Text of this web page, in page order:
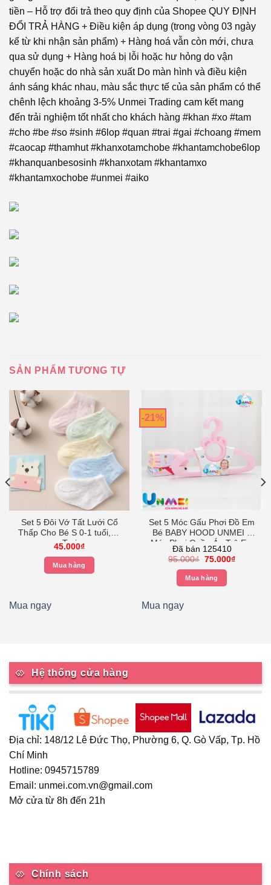
tiền – Hỗ trợ đổi trả theo quy định của Shopee QUY ĐỊNH
ĐỔI TRẢ HÀNG + Điều kiện áp dụng (trong vòng 03 ngày
kể từ khi nhận sản phẩm) + Hàng hoá vẫn còn mới, chưa
qua sử dụng + Hàng hoá bị lỗi hoặc hư hỏng do vận
chuyển hoặc do nhà sản xuất Do màn hình và điều kiện
ánh sáng khác nhau, màu sắc thực tế của sản phẩm có thể
chênh lệch khoảng 3-5% Unmei Trading cam kết mang
đến trải nghiệm tốt nhất cho khách hàng #khan #xo #tam
#cho #be #so #sinh #6lop #quan #trai #gai #choang #mem
#caocap #thamhut #khanxotamchobe #khantamchobe6lop
#khanquanbesosinh #khanxotam #khantamxo
#khantamxochobe #unmei #aiko
SẢN PHẨM TƯƠNG TỰ
Set 5 Đôi Vớ Tất Lưới Cổ
Thấp Cho Bé S 0-1 tuổi,Bé
Trai
45.000₫
Mua hàng
Mua ngay
-21%
Set 5 Móc Gấu Phơi Đồ Em
Bé BABY HOOD UNMEI –
Móc Phơi Quần Áo Trê Em
– Xoay 360 độ- Nhựa Cao
Cấp màu Hồng
Đã bán 125410
95.000₫ Giá
là:
95.000₫.
75.000₫Giá
Mua hàng
Mua ngay
Hệ thống cửa hàng
Địa chỉ: 148/12 Lê Đức Thọ, Phường 6, Q. Gò Vấp, Tp. Hồ
Chí Minh
Hotline: 0945715789
Email: unmei.com.vn@gmail.com
Mở cửa từ 8h đến 21h
Chính sách